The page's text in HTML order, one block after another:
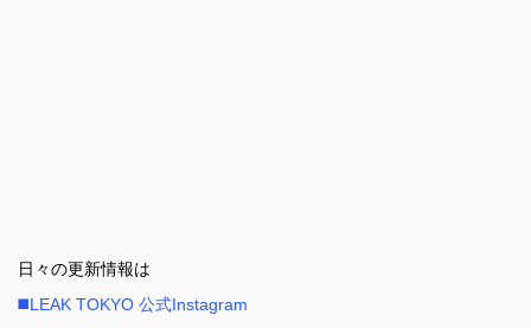
日々の更新情報は
◼️LEAK TOKYO 公式Instagram